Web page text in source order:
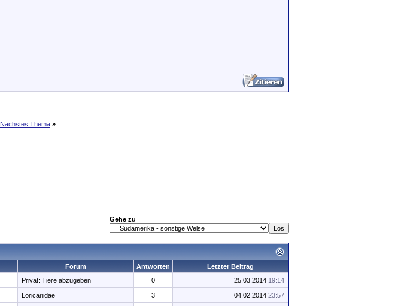
Nächstes Thema »
Gehe zu
Forum Antworten
Letzter Beitrag
Privat: Tiere abzugeben 0 25.03.2014 19:14
Loricariidae 3 04.02.2014 23:57